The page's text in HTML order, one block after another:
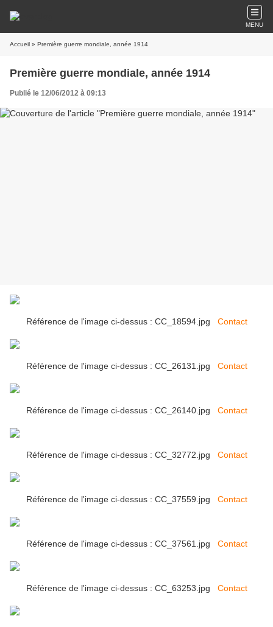
MENU
Accueil » Première guerre mondiale, année 1914
Première guerre mondiale, année 1914
Publié le 12/06/2012 à 09:13
Référence de l'image ci-dessus : CC_18594.jpg Contact
Référence de l'image ci-dessus : CC_26131.jpg Contact
Référence de l'image ci-dessus : CC_26140.jpg Contact
Référence de l'image ci-dessus : CC_32772.jpg Contact
Référence de l'image ci-dessus : CC_37559.jpg Contact
Référence de l'image ci-dessus : CC_37561.jpg Contact
Référence de l'image ci-dessus : CC_63253.jpg Contact